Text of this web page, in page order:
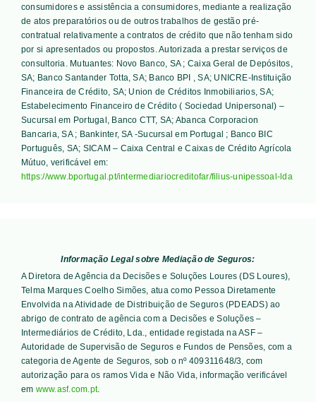
consumidores e assistência a consumidores, mediante a realização
de atos preparatórios ou de outros trabalhos de gestão pré-
contratual relativamente a contratos de crédito que não tenham sido
por si apresentados ou propostos. Autorizada a prestar serviços de
consultoria. Mutuantes: Novo Banco, SA ; Caixa Geral de Depósitos,
SA; Banco Santander Totta, SA; Banco BPI , SA; UNICRE-Instituição
Financeira de Crédito, SA; Union de Créditos Inmobiliarios, SA;
Estabelecimento Financeiro de Crédito ( Sociedad Unipersonal) –
Sucursal em Portugal, Banco CTT, SA; Abanca Corporacion
Bancaria, SA ; Bankinter, SA -Sucursal em Portugal ; Banco BIC
Português, SA; SICAM – Caixa Central e Caixas de Crédito Agrícola
Mútuo, verificável em:
https://www.bportugal.pt/intermediariocreditofar/filius-unipessoal-lda
Informação Legal sobre Mediação de Seguros:
A Diretora de Agência da Decisões e Soluções Loures (DS Loures),
Telma Marques Coelho Simões, atua como Pessoa Diretamente
Envolvida na Atividade de Distribuição de Seguros (PDEADS) ao
abrigo de contrato de agência com a Decisões e Soluções –
Intermediários de Crédito, Lda., entidade registada na ASF –
Autoridade de Supervisão de Seguros e Fundos de Pensões, com a
categoria de Agente de Seguros, sob o nº 409311648/3, com
autorização para os ramos Vida e Não Vida, informação verificável
em www.asf.com.pt.